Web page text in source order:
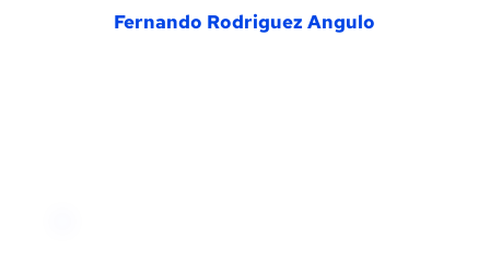
Fernando Rodriguez Angulo